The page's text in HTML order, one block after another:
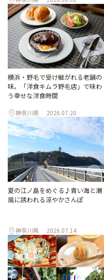
横浜・野毛で受け継がれる老舗の
味。「洋食キムラ野毛店」で味わ
う幸せな洋食時間
神奈川県 2026.07.20
夏の江ノ島をめぐる♪青い海と潮
風に誘われる涼やかさんぽ
神奈川県 2026.07.14